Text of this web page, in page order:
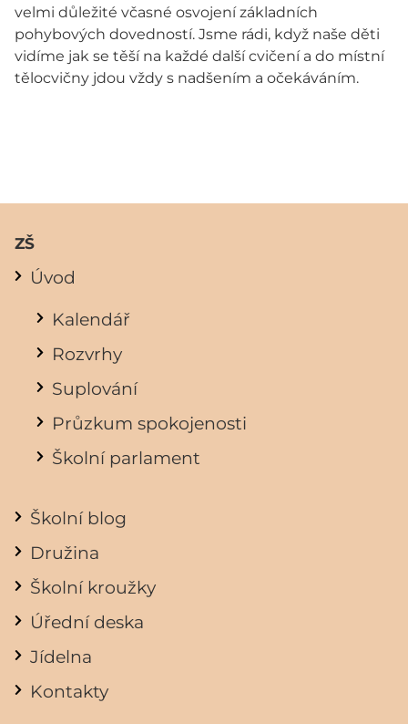
velmi důležité včasné osvojení základních
pohybových dovedností. Jsme rádi, když naše děti
vidíme jak se těší na každé další cvičení a do místní
tělocvičny jdou vždy s nadšením a očekáváním.
ZŠ
Úvod
Kalendář
Rozvrhy
Suplování
Průzkum spokojenosti
Školní parlament
Školní blog
Družina
Školní kroužky
Úřední deska
Jídelna
Kontakty